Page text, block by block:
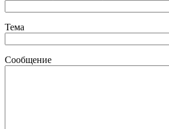
Тема
Сообщение